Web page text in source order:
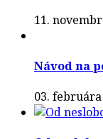
11.
Návod na
03. februára